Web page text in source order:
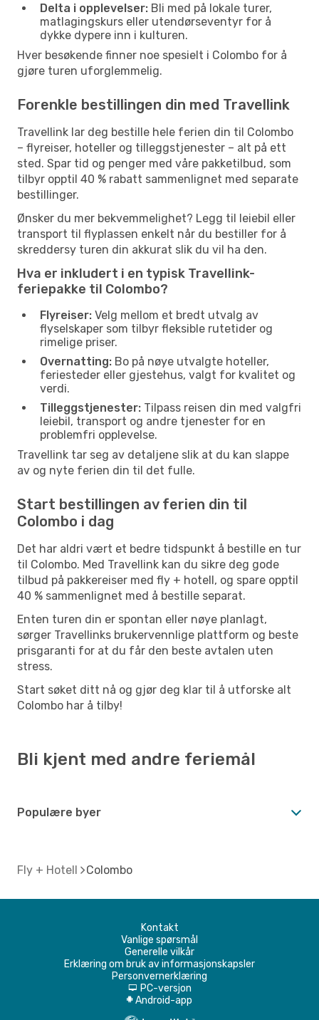
Delta i opplevelser: Bli med på lokale turer,
matlagingskurs eller utendørseventyr for å
dykke dypere inn i kulturen.
Hver besøkende finner noe spesielt i Colombo for å
gjøre turen uforglemmelig.
Forenkle bestillingen din med Travellink
Travellink lar deg bestille hele ferien din til Colombo
– flyreiser, hoteller og tilleggstjenester – alt på ett
sted. Spar tid og penger med våre pakketilbud, som
tilbyr opptil 40 % rabatt sammenlignet med separate
bestillinger.
Ønsker du mer bekvemmelighet? Legg til leiebil eller
transport til flyplassen enkelt når du bestiller for å
skreddersy turen din akkurat slik du vil ha den.
Hva er inkludert i en typisk Travellink-
feriepakke til Colombo?
Flyreiser: Velg mellom et bredt utvalg av
flyselskaper som tilbyr fleksible rutetider og
rimelige priser.
Overnatting: Bo på nøye utvalgte hoteller,
feriesteder eller gjestehus, valgt for kvalitet og
verdi.
Tilleggstjenester: Tilpass reisen din med valgfri
leiebil, transport og andre tjenester for en
problemfri opplevelse.
Travellink tar seg av detaljene slik at du kan slappe
av og nyte ferien din til det fulle.
Start bestillingen av ferien din til
Colombo i dag
Det har aldri vært et bedre tidspunkt å bestille en tur
til Colombo. Med Travellink kan du sikre deg gode
tilbud på pakkereiser med fly + hotell, og spare opptil
40 % sammenlignet med å bestille separat.
Enten turen din er spontan eller nøye planlagt,
sørger Travellinks brukervennlige plattform og beste
prisgaranti for at du får den beste avtalen uten
stress.
Start søket ditt nå og gjør deg klar til å utforske alt
Colombo har å tilby!
Bli kjent med andre feriemål
Populære byer
Fly + Hotell Colombo
Kontakt
Vanlige spørsmål
Generelle vilkår
Erklæring om bruk av informasjonskapsler
Personvernerklæring
d PC-versjon
A Android-app